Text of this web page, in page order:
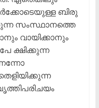
ബിരു
സംസ്ഥാനത്തെ
വായിക്കാനും
ക്ഷിക്കുന്ന